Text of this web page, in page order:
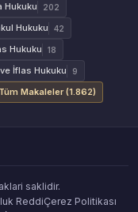
Hukuku 202
Hukuku 42
Hukuku 18
İflas Hukuku 9
Tüm Makaleler (1.862)
saklidir.
ReddiÇerez Politikası